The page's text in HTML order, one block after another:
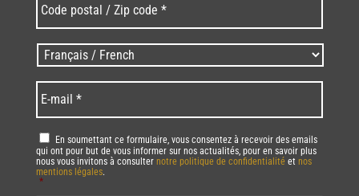
postal
/
Zip
code
* *
Langues
/
Language *
mail *
RGPD *
En soumettant ce formulaire, vous consentez à recevoir des emails
qui ont pour but de vous informer sur nos actualités, pour en savoir plus
nous vous invitons à consulter notre politique de confidentialité et nos
mentions légales.
*